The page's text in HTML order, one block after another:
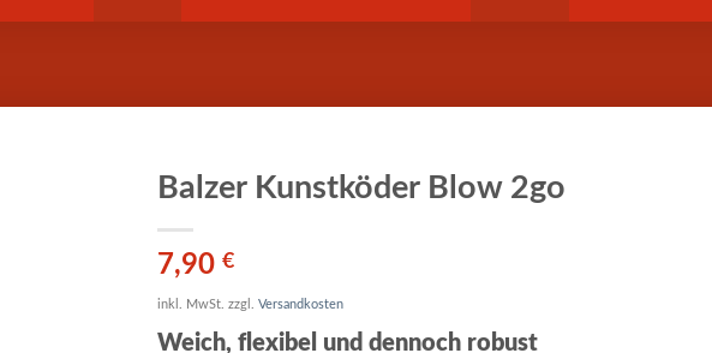
Balzer Kunstköder Blow 2go
7,90 €
inkl. MwSt. zzgl. Versandkosten
Weich, flexibel und dennoch robust